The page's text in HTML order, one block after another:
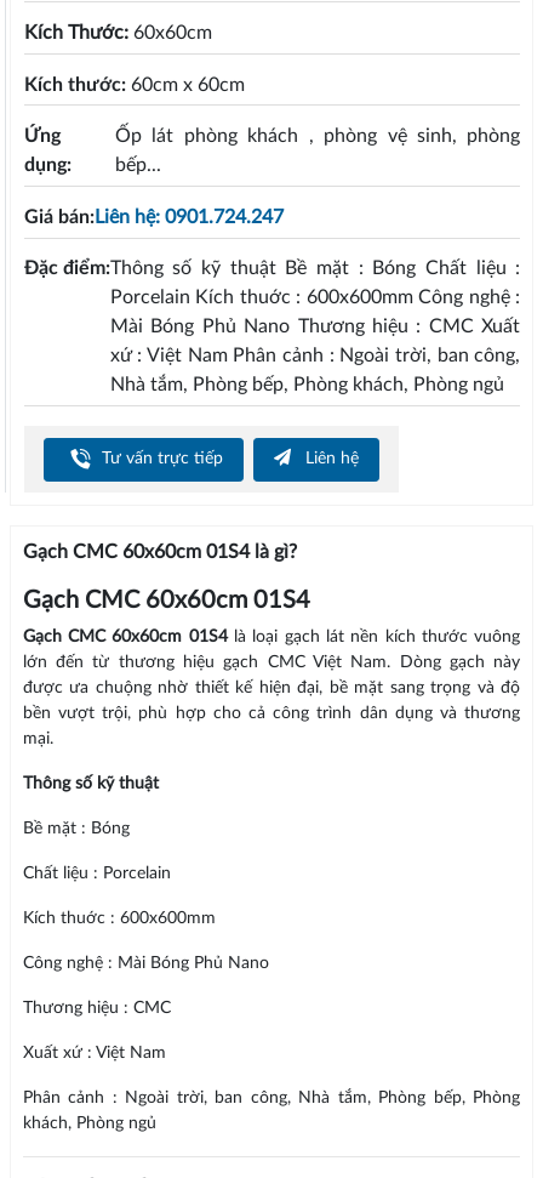
Kích Thước: 60x60cm
Kích thước: 60cm x 60cm
Ứng
dụng:
Ốp lát phòng khách , phòng vệ sinh, phòng
bếp...
Giá bán:Liên hệ: 0901.724.247
Đặc điểm:Thông số kỹ thuật Bề mặt : Bóng Chất liệu :
Porcelain Kích thuớc : 600x600mm Công nghệ :
Mài Bóng Phủ Nano Thương hiệu : CMC Xuất
xứ : Việt Nam Phân cảnh : Ngoài trời, ban công,
Nhà tắm, Phòng bếp, Phòng khách, Phòng ngủ
Tư vấn trực tiếp Liên hệ
Gạch CMC 60x60cm 01S4là gì?
Gạch CMC 60x60cm 01S4
Gạch CMC 60x60cm 01S4là loại gạch lát nền kích thước vuông
lớn đến từ thương hiệu gạch CMC Việt Nam. Dòng gạch này
được ưa chuộng nhờ thiết kế hiện đại, bề mặt sang trọng và độ
bền vượt trội, phù hợp cho cả công trình dân dụng và thương
mại.
Thông số kỹ thuật
Bề mặt : Bóng
Chất liệu : Porcelain
Kích thuớc : 600x600mm
Công nghệ : Mài Bóng Phủ Nano
Thương hiệu : CMC
Xuất xứ : Việt Nam
Phân cảnh : Ngoài trời, ban công, Nhà tắm, Phòng bếp, Phòng
khách, Phòng ngủ